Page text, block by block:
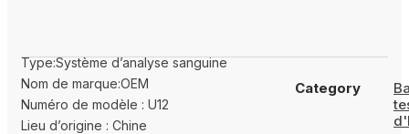
Type:Système d’analyse sanguine
Nom de marque:OEM
Numéro de modèle : U12
Lieu d’origine : Chine
Category